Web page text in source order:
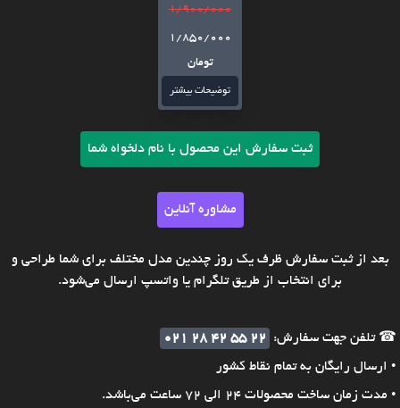
1/900/000
1/850/000
تومان
توضیحات بیشتر
ثبت سفارش این محصول با نام دلخواه شما
مشاوره آنلاین
بعد از ثبت سفارش ظرف یک روز چندین مدل مختلف برای شما طراحی و
برای انتخاب از طریق تلگرام یا واتسپ ارسال می‌شود.
☎ تلفن جهت سفارش:
021 28 42 55 22
• ارسال رایگان به تمام نقاط کشور
• مدت زمان ساخت محصولات 24 الی 72 ساعت می‌باشد.